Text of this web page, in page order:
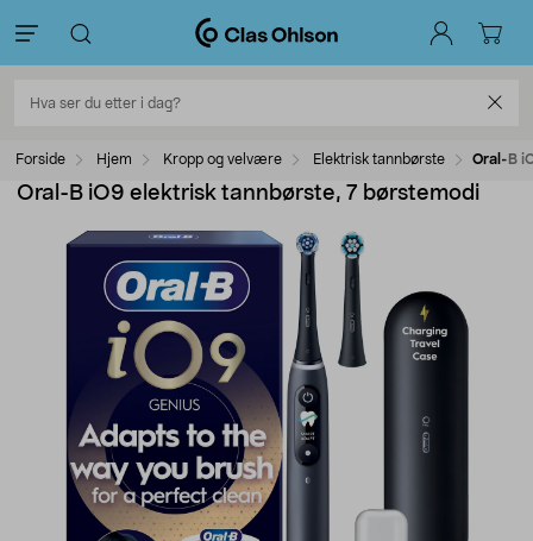
Forside Hjem Kropp og velvære Elektrisk tannbørste Oral-B
Oral-B iO9 elektrisk tannbørste, 7 børstemodi